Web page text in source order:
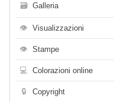
🗃 Galleria
👁 Visualizzazioni
👁 Stampe
💻 Colorazioni online
🔒 Copyright